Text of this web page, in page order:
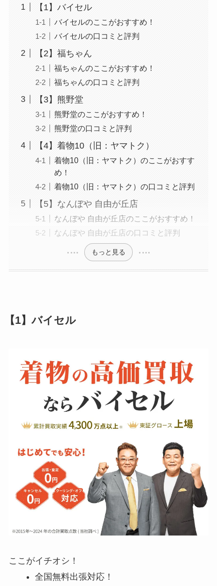
【1】バイセル
バイセルのここがおすすめ！
バイセルの口コミと評判
【2】福ちゃん
福ちゃんのここがおすすめ！
福ちゃんの口コミと評判
【3】熊野堂
熊野堂のここがおすすめ！
熊野堂の口コミと評判
【4】着物10（旧：ヤマトク）
着物10（旧：ヤマトク）のここがおすす
め！
着物10（旧：ヤマトク）の口コミと評判
【5】なんぼや 自由が丘店
なんぼや 自由が丘店のここがおすすめ！
なんぼや 自由が丘店の口コミと評判
もっと見る
【1】バイセル
ここがイチオシ！
全国無料出張対応！